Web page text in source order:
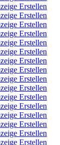
Erstellen
Erstellen
Erstellen
Erstellen
Erstellen
Erstellen
Erstellen
Erstellen
Erstellen
Erstellen
Erstellen
Erstellen
Erstellen
Erstellen
Erstellen
Erstellen